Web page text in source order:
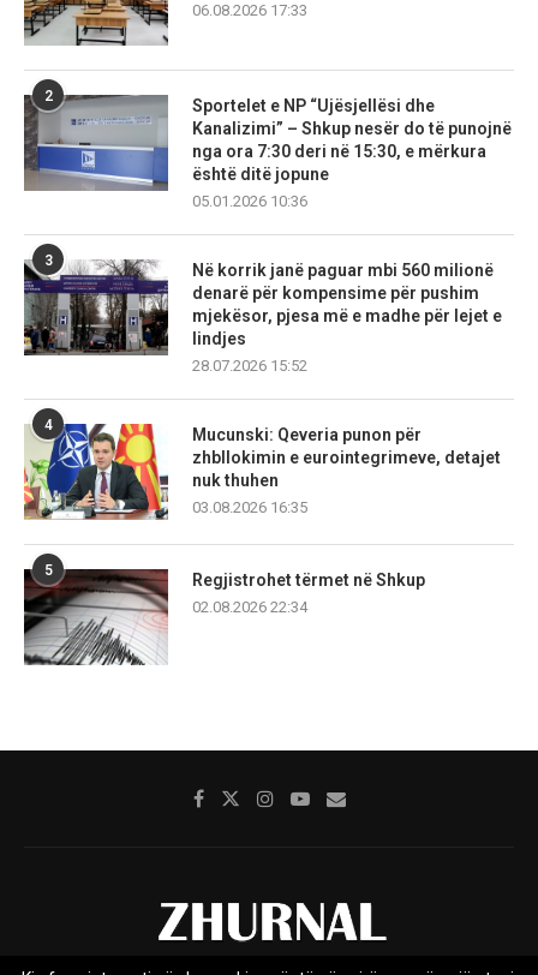
06.08.2026 17:33
2
Sportelet e NP “Ujësjellësi dhe
Kanalizimi” – Shkup nesër do të punojnë
nga ora 7:30 deri në 15:30, e mërkura
është ditë jopune
05.01.2026 10:36
3
Në korrik janë paguar mbi 560 milionë
denarë për kompensime për pushim
mjekësor, pjesa më e madhe për lejet e
lindjes
28.07.2026 15:52
4
Mucunski: Qeveria punon për
zhbllokimin e eurointegrimeve, detajet
nuk thuhen
03.08.2026 16:35
5
Regjistrohet tërmet në Shkup
02.08.2026 22:34